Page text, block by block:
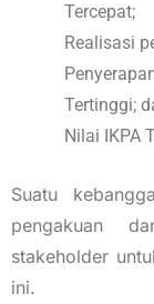
Tercepat;
Realisasi
Tertinggi;
Nilai IKPA
Suatu
pengakuan
stakeholder
ini.